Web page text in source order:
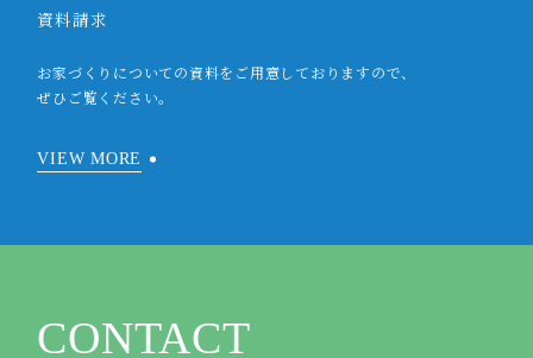
資料請求
お家づくりについての資料をご用意しておりますので、
ぜひご覧ください。
VIEW MORE
CONTACT